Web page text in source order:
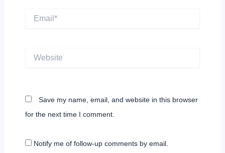
Website
Save my name, email, and website in this browser
for the next time I comment.
Notify me of follow-up comments by email.